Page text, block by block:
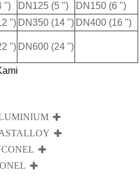
") DN125 (5 ")
DN150 (6 ")
") DN350 (14 ") DN400 (16 ")
") DN600 (24 ")